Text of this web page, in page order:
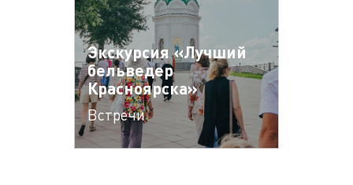
Экскурсия «Лучший
бельведер
Красноярска»
Встречи